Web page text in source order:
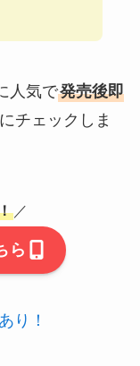
人気で発売後即
チェックしま
／
ら
り！